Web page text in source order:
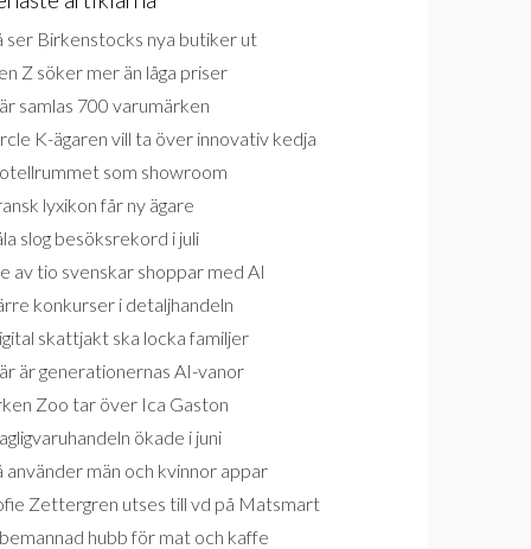
ser Birkenstocks nya butiker ut
Z söker mer än låga priser
samlas 700 varumärken
K-ägaren vill ta över innovativ kedja
som showroom
lyxikon får ny ägare
slog besöksrekord i juli
av tio svenskar shoppar med AI
konkurser i detaljhandeln
skattjakt ska locka familjer
är generationernas AI-vanor
Zoo tar över Ica Gaston
ökade i juni
använder män och kvinnor appar
Zettergren utses till vd på Matsmart
hubb för mat och kaffe